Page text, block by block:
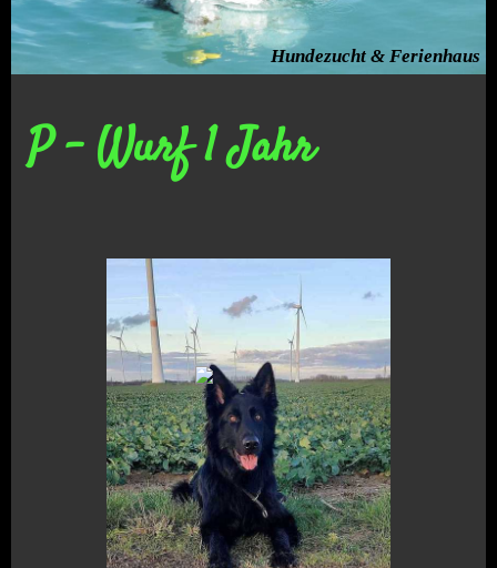
Hundezucht & Ferienhaus
P - Wurf 1 Jahr